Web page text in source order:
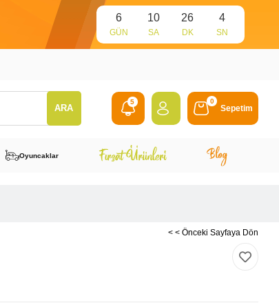
6
GÜN
10
SA
26
DK
3
SN
5
Sepetim
0
Oyuncaklar
< < Önceki Sayfaya Dön